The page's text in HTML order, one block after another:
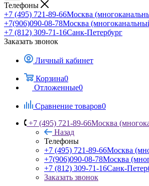
Телефоны
+7 (495) 721-89-66Москва
+7(906)090-08-78Москва
+7 (812) 309-71-16Санк-Петербург
Заказать звонок
Личный кабинет
Корзина0
Отложенные0
Сравнение товаров0
+7 (495) 721-89-66Москва
Назад
Телефоны
+7 (495) 721-89-66Москва
+7(906)090-08-78Москва
+7 (812) 309-71-16Санк-
Заказать звонок